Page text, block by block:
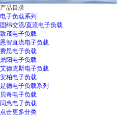
产品目录
电子负载系列
固纬交流/直流电子负载
致茂电子负载
恩智直流电子负载
费思电子负载
鼎阳电子负载
艾德克斯电子负载
安柏电子负载
是德电子负载系列
贝奇电子负载
同惠电子负载
点击更多分类